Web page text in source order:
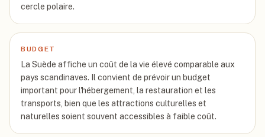
cercle polaire.
BUDGET
La Suède affiche un coût de la vie élevé comparable aux
pays scandinaves. Il convient de prévoir un budget
important pour l'hébergement, la restauration et les
transports, bien que les attractions culturelles et
naturelles soient souvent accessibles à faible coût.